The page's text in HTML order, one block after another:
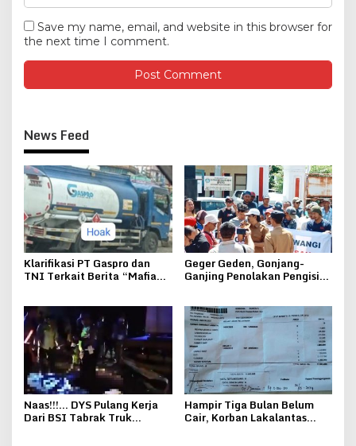
Save my name, email, and website in this browser for
the next time I comment.
News Feed
Klarifikasi PT Gaspro dan
TNI Terkait Berita “Mafia
Geger Geden, Gonjang-
Ganjing Penolakan Pengisian
Pucakwangi
Naas!!!… DYS Pulang Kerja
Dari BSI Tabrak Truk
Hampir Tiga Bulan Belum
Cair, Korban Lakalantas